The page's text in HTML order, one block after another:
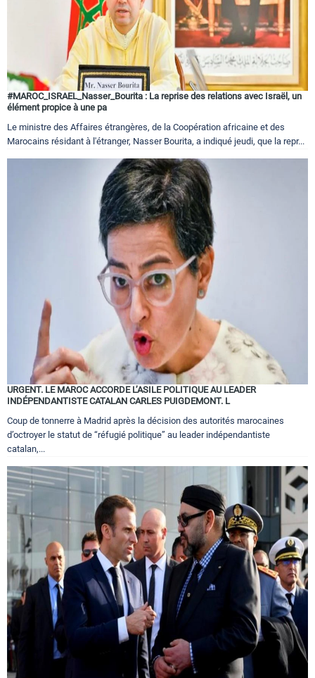
#MAROC_ISRAEL_Nasser_Bourita : La reprise des relations avec Israël, un
élément propice à une pa
Le ministre des Affaires étrangères, de la Coopération africaine et des
Marocains résidant à l'étranger, Nasser Bourita, a indiqué jeudi, que la repr...
URGENT. LE MAROC ACCORDE L’ASILE POLITIQUE AU LEADER
INDÉPENDANTISTE CATALAN CARLES PUIGDEMONT. L
Coup de tonnerre à Madrid après la décision des autorités marocaines
d’octroyer le statut de “réfugié politique” au leader indépendantiste
catalan,...